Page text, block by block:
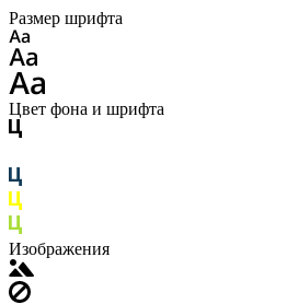
Размер шрифта
Цвет фона и шрифта
Изображения